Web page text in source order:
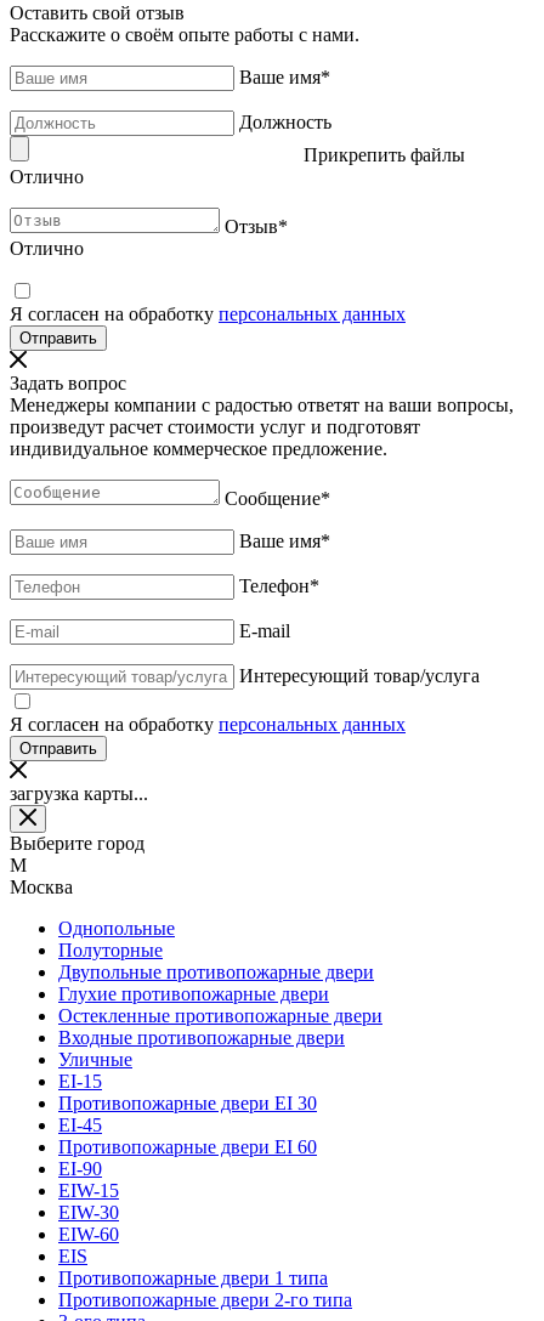
Оставить свой отзыв
Расскажите о своём опыте работы с нами.
Ваше имя*
Должность
Прикрепить файлы
Отлично
Отзыв*
Отлично
Я согласен на обработку персональных данных
Задать вопрос
Менеджеры компании с радостью ответят на ваши вопросы,
произведут расчет стоимости услуг и подготовят
индивидуальное коммерческое предложение.
Сообщение*
Ваше имя*
Телефон*
E-mail
Интересующий товар/услуга
Я согласен на обработку персональных данных
загрузка карты...
Выберите город
М
Москва
Однопольные
Полуторные
Двупольные противопожарные двери
Глухие противопожарные двери
Остекленные противопожарные двери
Входные противопожарные двери
Уличные
EI-15
Противопожарные двери EI 30
EI-45
Противопожарные двери EI 60
EI-90
EIW-15
EIW-30
EIW-60
EIS
Противопожарные двери 1 типа
Противопожарные двери 2-го типа